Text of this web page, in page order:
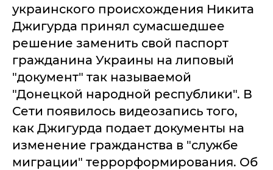
украинского происхождения Никита
Джигурда принял сумасшедшее
решение заменить свой паспорт
гражданина Украины на липовый
"документ" так называемой
"Донецкой народной республики". В
Сети появилось видеозапись того,
как Джигурда подает документы на
изменение гражданства в "службе
миграции" террорформирования. Об